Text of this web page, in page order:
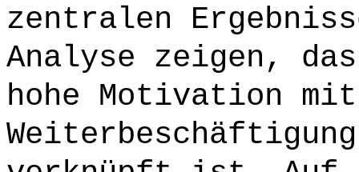
zentralen
Analyse zeigen,
hohe Motivation mit